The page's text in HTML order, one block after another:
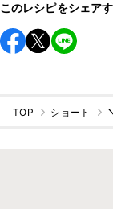
このレシピをシェア
TOP ショート